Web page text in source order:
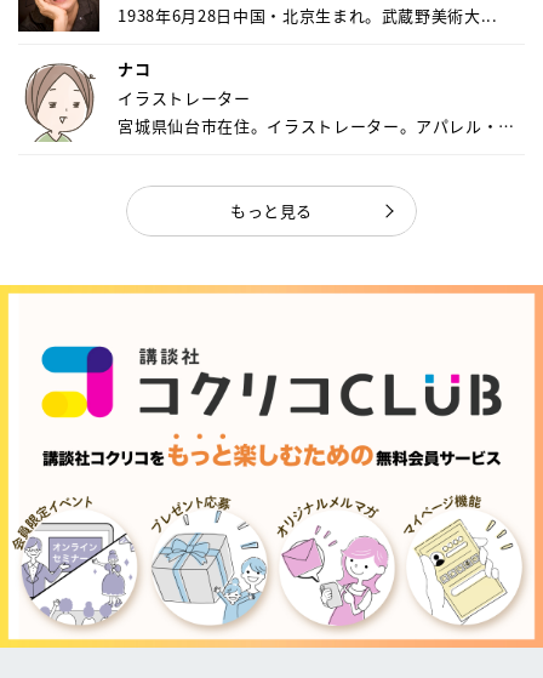
1938年6月28日中国・北京生まれ。武蔵野美術大...
ナコ
イラストレーター
宮城県仙台市在住。イラストレーター。アパレル・キ
もっと見る